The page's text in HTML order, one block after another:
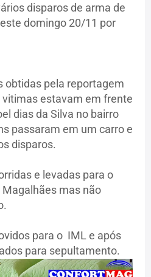
disparos de arma de
domingo 20/11 por
obtidas pela reportagem
vitimas estavam em frente
dias da Silva no bairro
passaram em um carro e
disparos.
e levadas para o
Magalhães mas não
para o IML e após
para sepultamento.